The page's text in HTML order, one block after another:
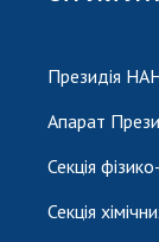
Президія
Апарат
Секція
Секція